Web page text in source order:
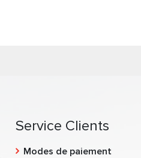
Service Clients
Modes de paiement